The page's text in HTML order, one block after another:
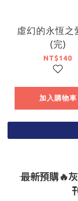
虛幻的永恆之
(完)
NT$140
加入購物車
―― 最新預購